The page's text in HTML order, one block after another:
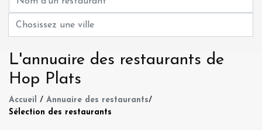
L'annuaire des restaurants de
Hop Plats
Accueil / Annuaire des restaurants/
Sélection des restaurants